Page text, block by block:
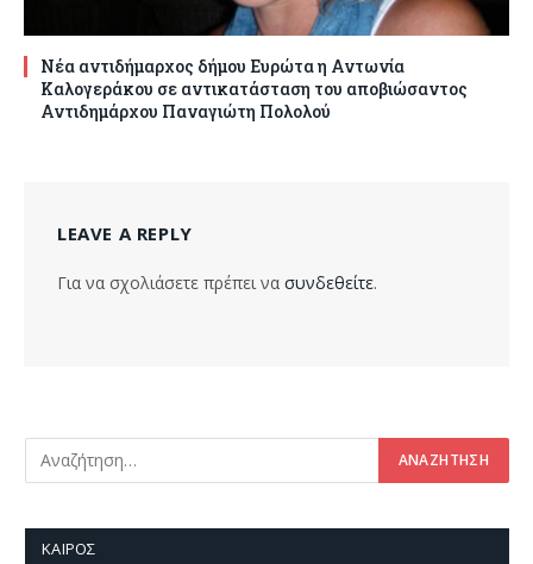
Νέα αντιδήμαρχος δήμου Ευρώτα η Αντωνία
Καλογεράκου σε αντικατάσταση του αποβιώσαντος
Αντιδημάρχου Παναγιώτη Πολολού
LEAVE A REPLY
Για να σχολιάσετε πρέπει να συνδεθείτε.
ΚΑΙΡΌΣ